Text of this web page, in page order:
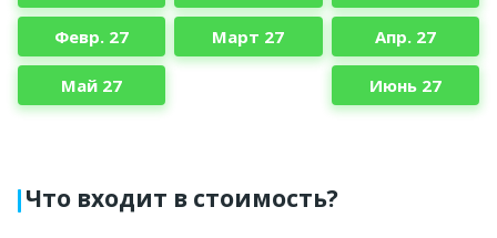
Февр. 27 Март 27 Апр. 27
Май 27 Июнь 27
Что входит в стоимость?